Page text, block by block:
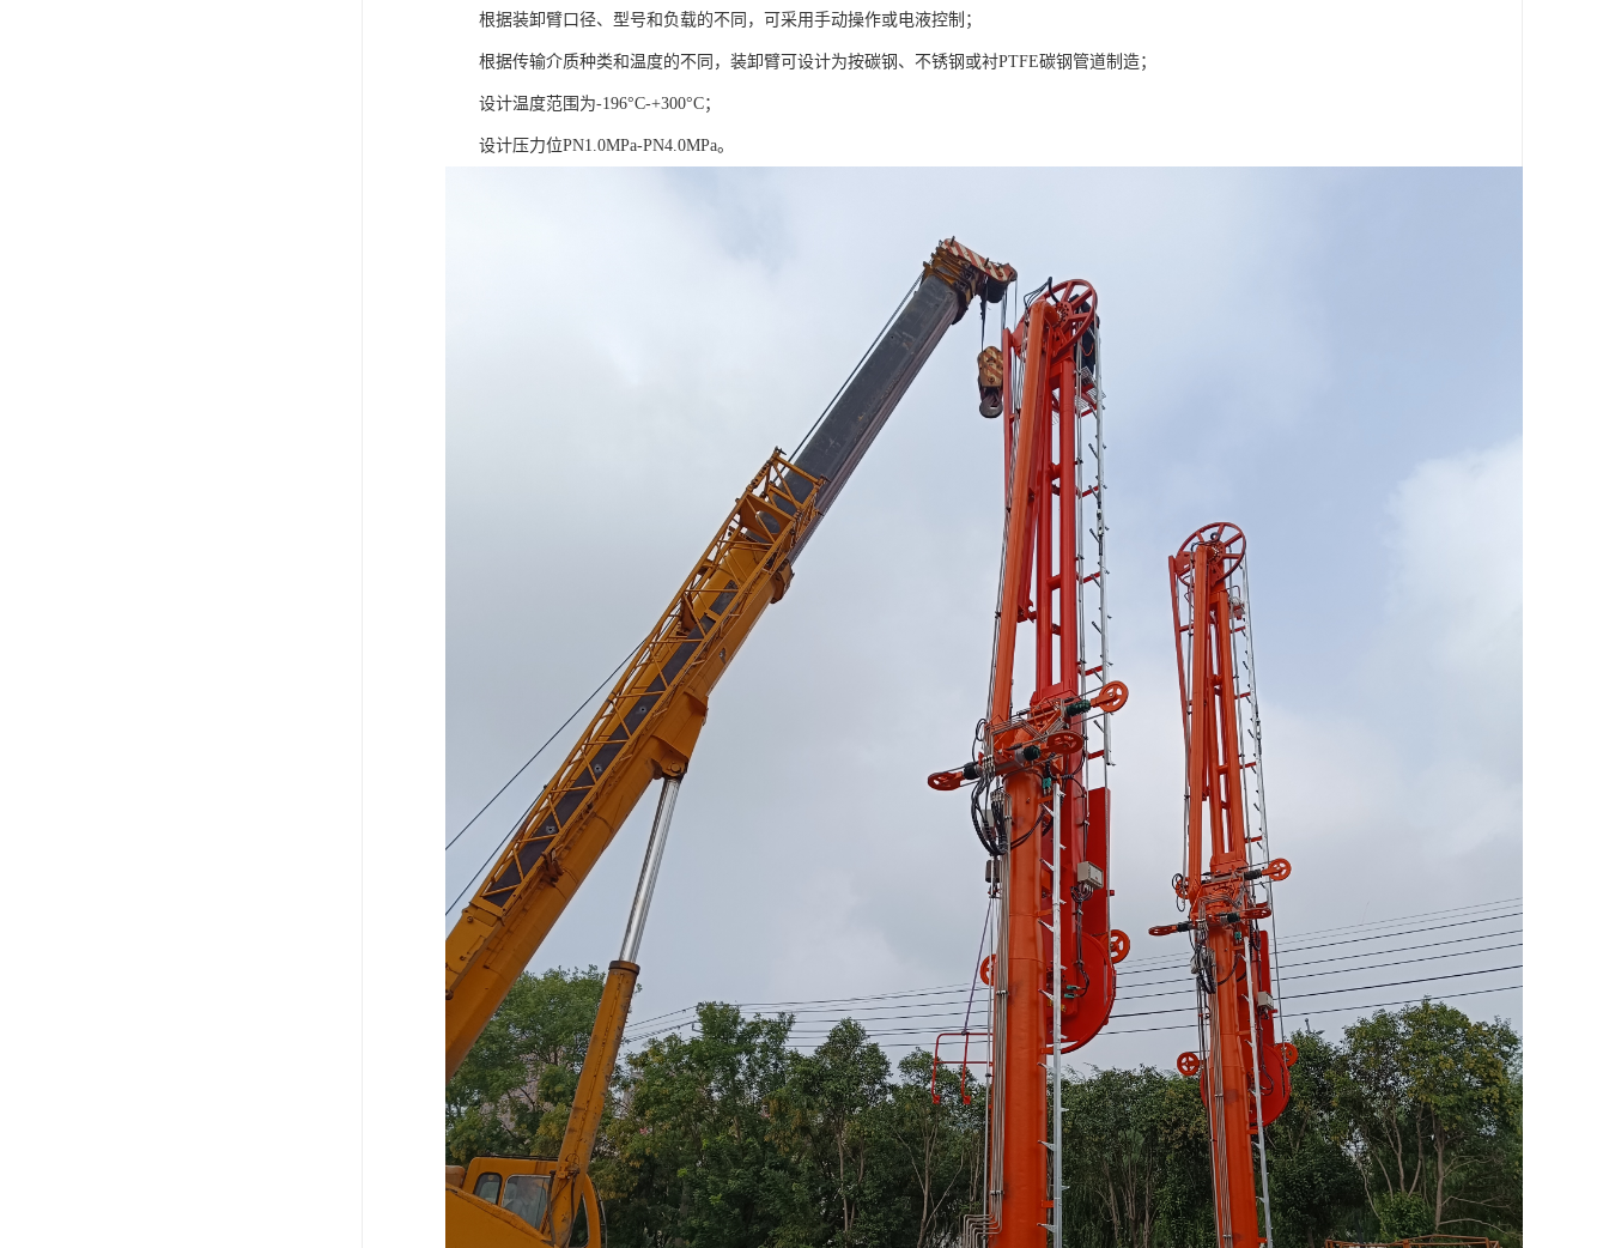
根据装卸臂口径、型号和负载的不同，可采用手动操作或电液控制；
根据传输介质种类和温度的不同，装卸臂可设计为按碳钢、不锈钢或衬PTFE碳钢管道制造；
设计温度范围为-196°C-+300°C；
设计压力位PN1.0MPa-PN4.0MPa。